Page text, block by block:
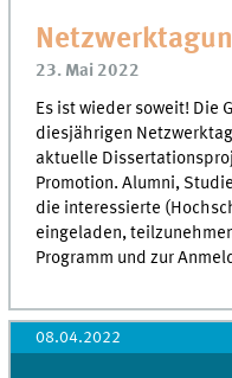
23. Mai 2022
Es ist wieder soweit! Die
diesjährigen
aktuelle
Promotion. Alumni,
die interessierte
eingeladen,
Programm und zur
08.04.2022